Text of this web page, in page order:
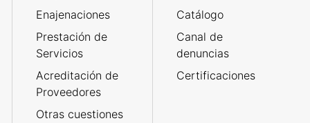
Enajenaciones
Prestación de
Servicios
Acreditación de
Proveedores
Otras cuestiones
Catálogo
Canal de
denuncias
Certificaciones